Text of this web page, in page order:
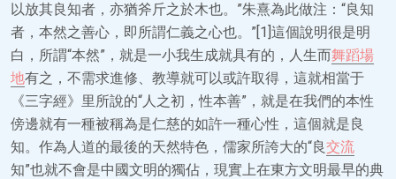
以放其良知者，亦猶斧斤之於木也。”朱熹為此做注：“良知
者，本然之善心，即所謂仁義之心也。”[1]這個說明很是明
白，所謂“本然”，就是一小我生成就具有的，人生而舞蹈場
地有之，不需求進修、教導就可以或許取得，這就相當于
《三字經》里所說的“人之初，性本善”，就是在我們的本性
傍邊就有一種被稱為是仁慈的如許一種心性，這個就是良
知。作為人道的最後的天然特色，儒家所誇大的“良交流
知”也就不會是中國文明的獨佔，現實上在東方文明最早的典